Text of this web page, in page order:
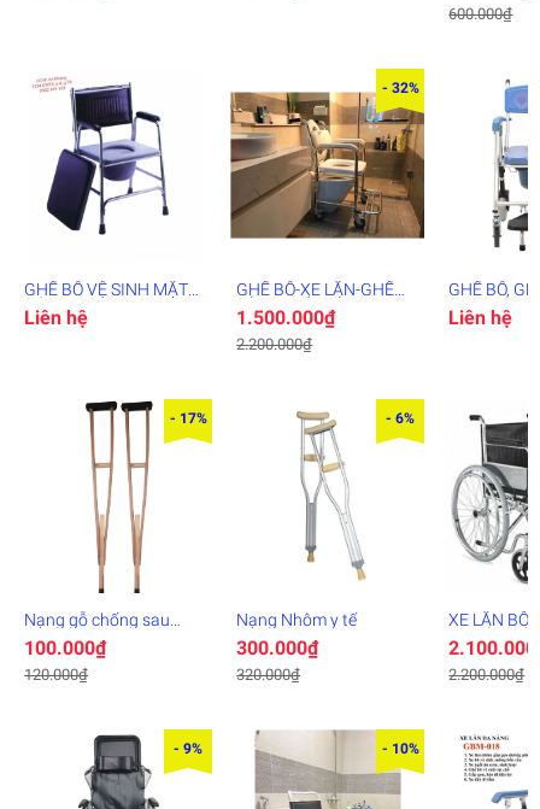
600.000₫
GHẾ BÔ VỆ SINH MẶT
NỆM
Liên hệ
- 32%
GHẾ BÔ-XE LĂN-GHẾ
TẮM-GHẾ NGỒI
1.500.000₫
2.200.000₫
GHẾ BÔ,
NĂNG
Liên hệ
- 17%
Nạng gỗ chống sau
chấn thương
100.000₫
120.000₫
- 6%
Nạng Nhôm y tế
300.000₫
320.000₫
XE LĂN BÔ
NGƯỜI GIÀ
2.200.000₫
- 9% - 10%